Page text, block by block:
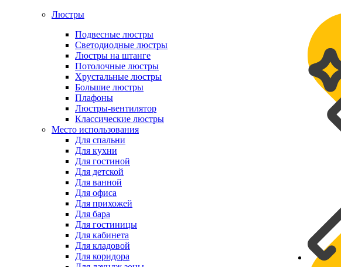
Люстры
Подвесные люстры
Светодиодные люстры
Люстры на штанге
Потолочные люстры
Хрустальные люстры
Большие люстры
Плафоны
Люстры-вентилятор
Классические люстры
Место использования
Для спальни
Для кухни
Для гостиной
Для детской
Для ванной
Для офиса
Для прихожей
Для бара
Для гостиницы
Для кабинета
Для кладовой
Для коридора